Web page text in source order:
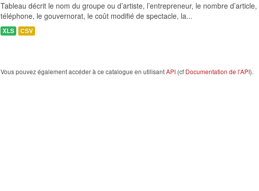
Tableau décrit le nom du groupe ou d’artiste, l’entrepreneur, le nombre
téléphone, le gouvernorat, le coût modifié de spectacle, la...
XLS CSV
Vous pouvez également accéder à ce catalogue en utilisantAPI (cf Documentation de l'API).